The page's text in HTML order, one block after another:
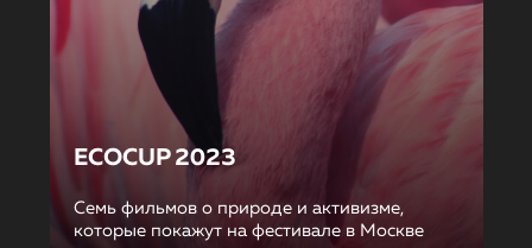
ECOCUP 2023
Семь фильмов о природе и активизме,
которые покажут на фестивале в Москве